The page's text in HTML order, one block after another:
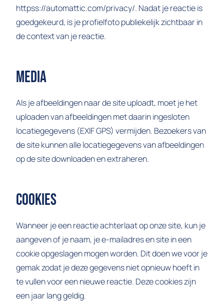
httpss://automattic.com/privacy/. Nadat je reactie is
goedgekeurd, is je profielfoto publiekelijk zichtbaar in
de context van je reactie.
Media
Als je afbeeldingen naar de site uploadt, moet je het
uploaden van afbeeldingen met daarin ingesloten
locatiegegevens (EXIF GPS) vermijden. Bezoekers van
de site kunnen alle locatiegegevens van afbeeldingen
op de site downloaden en extraheren.
Cookies
Wanneer je een reactie achterlaat op onze site, kun je
aangeven of je naam, je e-mailadres en site in een
cookie opgeslagen mogen worden. Dit doen we voor je
gemak zodat je deze gegevens niet opnieuw hoeft in
te vullen voor een nieuwe reactie. Deze cookies zijn
een jaar lang geldig.